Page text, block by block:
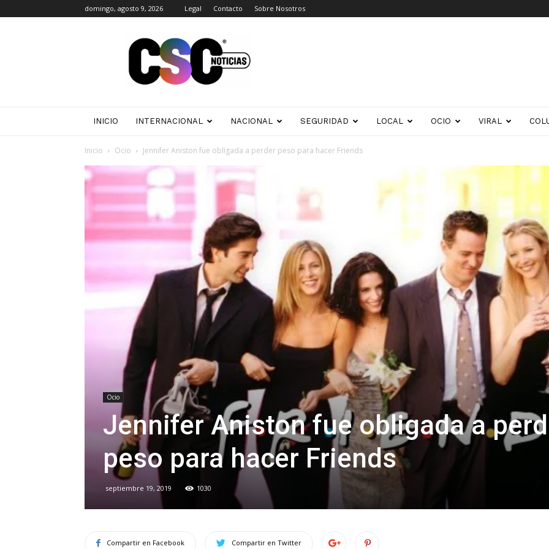
domingo, agosto 9, 2026 Legal Contacto Sobre Nosotros
Noticias
INICIO INTERNACIONAL NACIONAL SEGURIDAD LOCAL OCIO VIRAL
Inicio Ocio Jennifer Aniston fue obligada a perder peso para hacer Friends
Ocio
Jennifer Aniston fue obligada a
peso para hacer Friends
septiembre 19, 2019 1030
Compartir en Facebook Compartir en Twitter